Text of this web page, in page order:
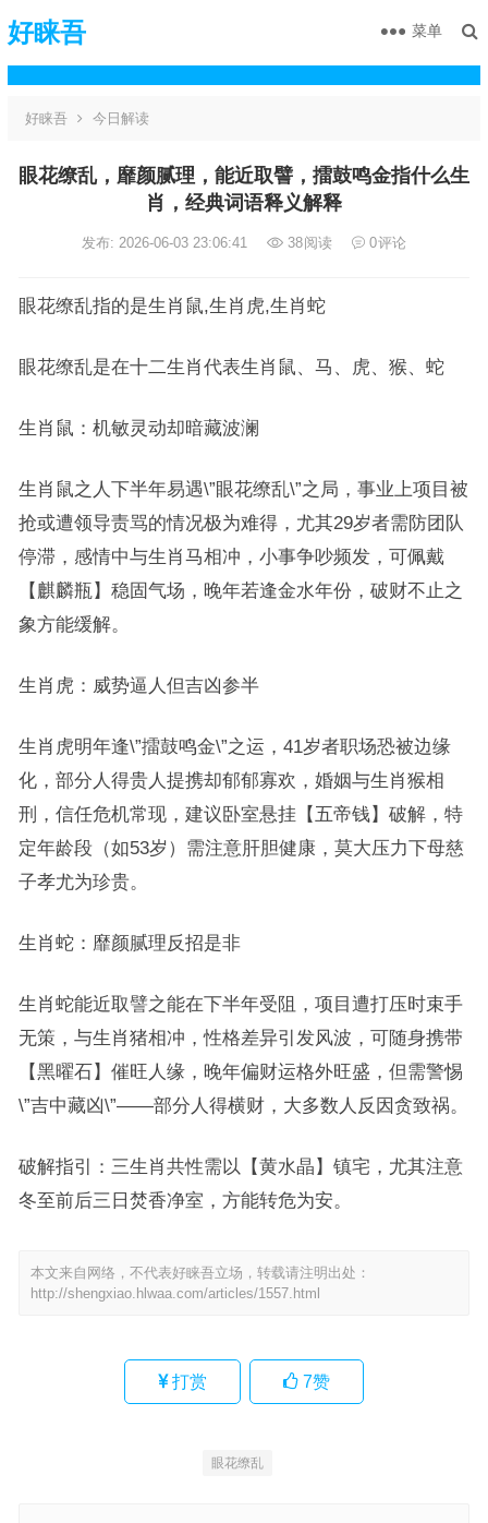
好睐吾 菜单
好睐吾 今日解读
眼花缭乱，靡颜腻理，能近取譬，擂鼓鸣金指什么生
肖，经典词语释义解释
发布: 2026-06-03 23:06:41 38阅读 0评论
眼花缭乱指的是生肖鼠,生肖虎,生肖蛇
眼花缭乱是在十二生肖代表生肖鼠、马、虎、猴、蛇
生肖鼠：机敏灵动却暗藏波澜
生肖鼠之人下半年易遇\”眼花缭乱\”之局，事业上项目被
抢或遭领导责骂的情况极为难得，尤其29岁者需防团队
停滞，感情中与生肖马相冲，小事争吵频发，可佩戴
【麒麟瓶】稳固气场，晚年若逢金水年份，破财不止之
象方能缓解。
生肖虎：威势逼人但吉凶参半
生肖虎明年逢\”擂鼓鸣金\”之运，41岁者职场恐被边缘
化，部分人得贵人提携却郁郁寡欢，婚姻与生肖猴相
刑，信任危机常现，建议卧室悬挂【五帝钱】破解，特
定年龄段（如53岁）需注意肝胆健康，莫大压力下母慈
子孝尤为珍贵。
生肖蛇：靡颜腻理反招是非
生肖蛇能近取譬之能在下半年受阻，项目遭打压时束手
无策，与生肖猪相冲，性格差异引发风波，可随身携带
【黑曜石】催旺人缘，晚年偏财运格外旺盛，但需警惕
\”吉中藏凶\”——部分人得横财，大多数人反因贪致祸。
破解指引：三生肖共性需以【黄水晶】镇宅，尤其注意
冬至前后三日焚香净室，方能转危为安。
本文来自网络，不代表好睐吾立场，转载请注明出处：
http://shengxiao.hlwaa.com/articles/1557.html
打赏 7赞
眼花缭乱